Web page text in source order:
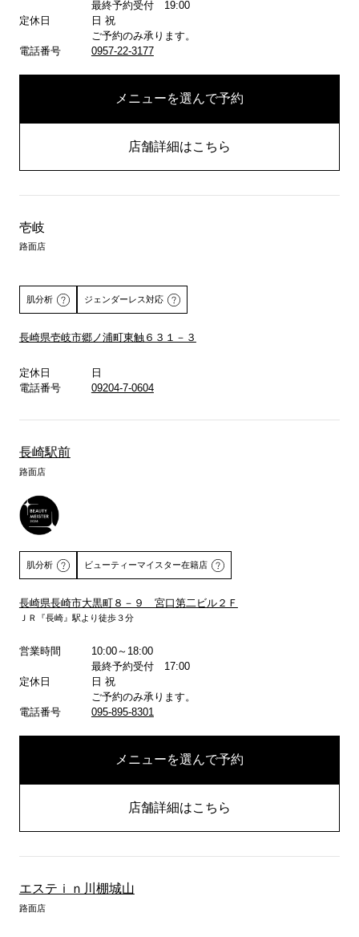
最終予約受付 19:00
定休日
日 祝
ご予約のみ承ります。
電話番号
0957-22-3177
メニューを選んで予約
店舗詳細はこちら
壱岐
路面店
肌分析 ジェンダーレス対応
長崎県壱岐市郷ノ浦町東触６３１－３
定休日
日
電話番号
09204-7-0604
長崎駅前
路面店
肌分析 ビューティーマイスター在籍店
長崎県長崎市大黒町８－９ 宮口第二ビル２Ｆ
ＪＲ『長崎』駅より徒歩３分
営業時間
10:00～18:00
最終予約受付 17:00
定休日
日 祝
ご予約のみ承ります。
電話番号
095-895-8301
メニューを選んで予約
店舗詳細はこちら
エステｉｎ川棚城山
路面店